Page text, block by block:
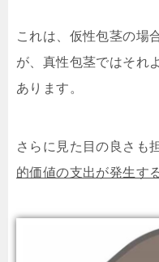
これは、仮性包茎の場
が、真性包茎ではそれ
あります。
さらに見た目の良さも
的価値の支出が発生す